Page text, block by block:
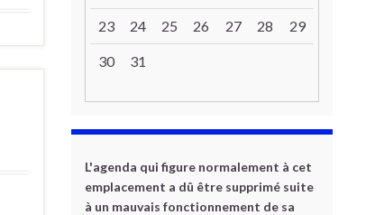
23 24 25 26 27 28 29
30 31
L'agenda qui figure normalement à cet
emplacement a dû être supprimé suite
à un mauvais fonctionnement de sa